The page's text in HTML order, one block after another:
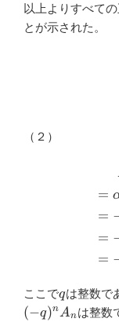
以上よりすべて
とが示された。
（２）
=
=
=
=
ここでq
qは整数で
(−q)nAnは整数